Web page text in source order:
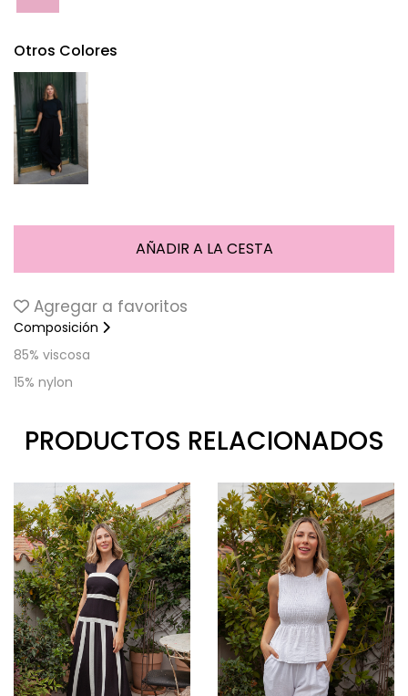
Otros Colores
Agregar a favoritos
Composición
85% viscosa
15% nylon
PRODUCTOS RELACIONADOS